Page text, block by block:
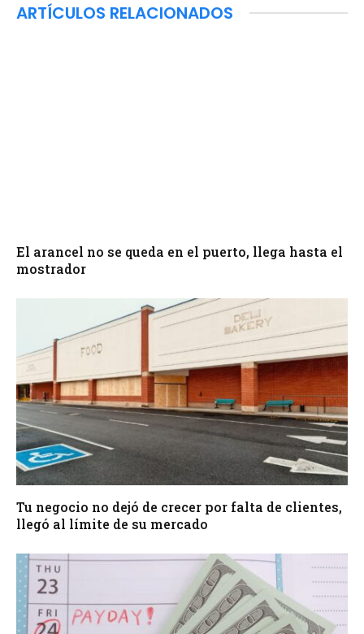
ARTÍCULOS RELACIONADOS
El arancel no se queda en el puerto, llega hasta el
mostrador
Tu negocio no dejó de crecer por falta de clientes,
llegó al límite de su mercado